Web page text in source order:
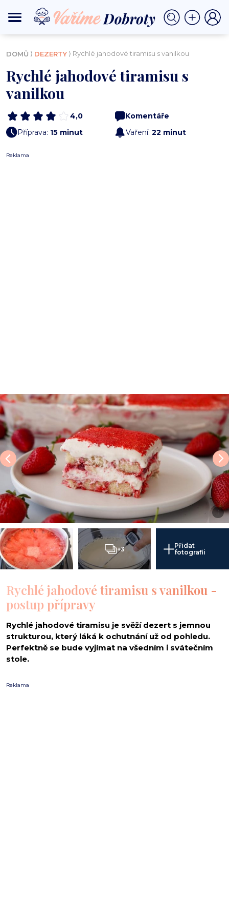
DOMŮ ⟩ DEZERTY ⟩ Rychlé jahodové tiramisu s vanilkou
Rychlé jahodové tiramisu s
vanilkou
4,0
Komentáře
Příprava: 15 minut Vaření: 22 minut
Reklama
i
+3
Přidat
fotografii
Rychlé jahodové tiramisu s vanilkou -
postup přípravy
Rychlé jahodové tiramisu je svěží dezert s jemnou
strukturou, který láká k ochutnání už od pohledu.
Perfektně se bude vyjímat na všedním i svátečním
stole.
Reklama